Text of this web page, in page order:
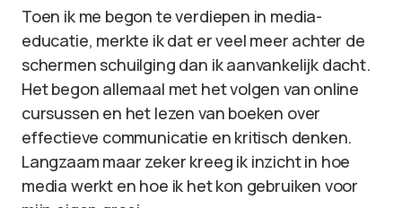
Toen ik me begon te verdiepen in media-
educatie, merkte ik dat er veel meer achter de
schermen schuilging dan ik aanvankelijk dacht.
Het begon allemaal met het volgen van online
cursussen en het lezen van boeken over
effectieve communicatie en kritisch denken.
Langzaam maar zeker kreeg ik inzicht in hoe
media werkt en hoe ik het kon gebruiken voor